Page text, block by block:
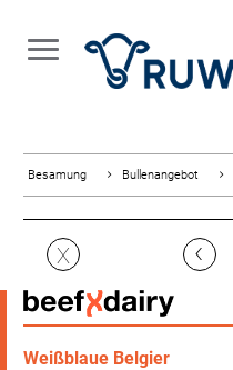
Besamung Bullenangebot
X ‹
Weißblaue Belgier